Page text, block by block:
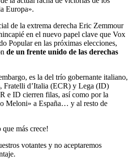
Europa».
de la extrema derecha Eric Zemmour
en el nuevo papel clave que Vox
Popular en las próximas elecciones,
de un frente unido de las derechas
es la del trío gobernante italiano,
Fratelli d’Italia (ECR) y Lega (ID)
e ID cierren filas, así como por la
Meloni» a España… y al resto de
más crece!
votantes y no aceptaremos